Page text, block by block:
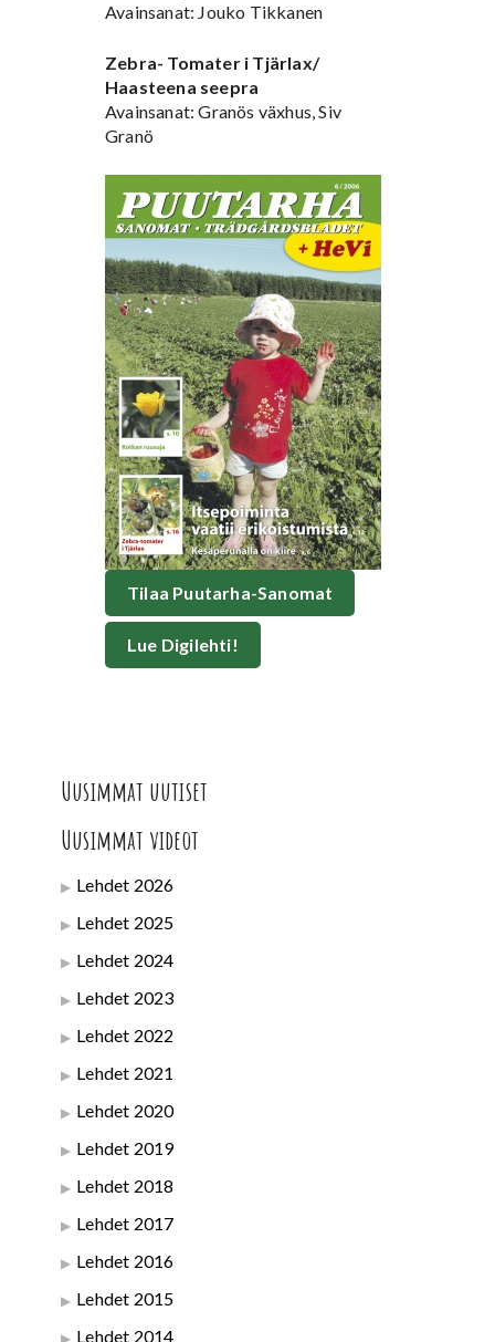
Avainsanat: Jouko Tikkanen
Zebra- Tomater i Tjärlax/
Haasteena seepra
Avainsanat: Granös växhus, Siv
Granö
Tilaa Puutarha-Sanomat
Lue Digilehti!
Uusimmat uutiset
Uusimmat videot
Lehdet 2026
Lehdet 2025
Lehdet 2024
Lehdet 2023
Lehdet 2022
Lehdet 2021
Lehdet 2020
Lehdet 2019
Lehdet 2018
Lehdet 2017
Lehdet 2016
Lehdet 2015
Lehdet 2014